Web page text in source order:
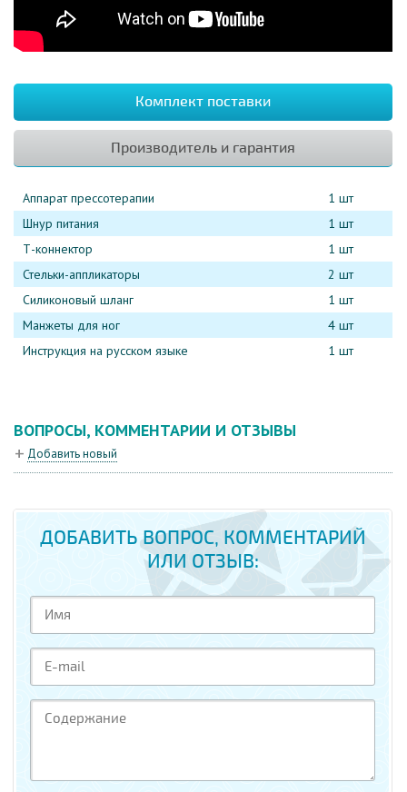
Комплект поставки
Производитель и гарантия
Аппарат прессотерапии
1 шт
Шнур питания
1 шт
Т-коннектор
1 шт
Стельки-аппликаторы
2 шт
Силиконовый шланг
1 шт
Манжеты для ног
4 шт
Инструкция на русском языке
1 шт
ВОПРОСЫ, КОММЕНТАРИИ И ОТЗЫВЫ
Добавить новый
ДОБАВИТЬ ВОПРОС, КОММЕНТАРИЙ
ИЛИ ОТЗЫВ: